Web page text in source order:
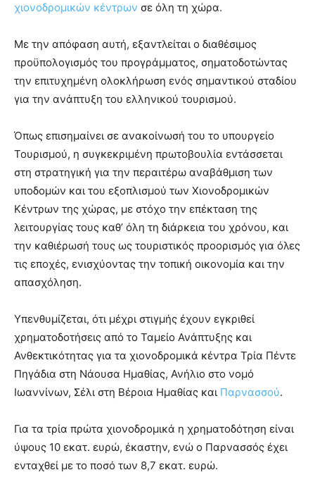
χιονοδρομικών κέντρων σε όλη τη χώρα.
Με την απόφαση αυτή, εξαντλείται ο διαθέσιμος
προϋπολογισμός του προγράμματος, σηματοδοτώντας
την επιτυχημένη ολοκλήρωση ενός σημαντικού σταδίου
για την ανάπτυξη του ελληνικού τουρισμού.
Όπως επισημαίνει σε ανακοίνωσή του το υπουργείο
Τουρισμού, η συγκεκριμένη πρωτοβουλία εντάσσεται
στη στρατηγική για την περαιτέρω αναβάθμιση των
υποδομών και του εξοπλισμού των Χιονοδρομικών
Κέντρων της χώρας, με στόχο την επέκταση της
λειτουργίας τους καθ’ όλη τη διάρκεια του χρόνου, και
την καθιέρωσή τους ως τουριστικός προορισμός για όλες
τις εποχές, ενισχύοντας την τοπική οικονομία και την
απασχόληση.
Υπενθυμίζεται, ότι μέχρι στιγμής έχουν εγκριθεί
χρηματοδοτήσεις από το Ταμείο Ανάπτυξης και
Ανθεκτικότητας για τα χιονοδρομικά κέντρα Τρία Πέντε
Πηγάδια στη Νάουσα Ημαθίας, Ανήλιο στο νομό
Ιωαννίνων, Σέλι στη Βέροια Ημαθίας και Παρνασσού.
Για τα τρία πρώτα χιονοδρομικά η χρηματοδότηση είναι
ύψους 10 εκατ. ευρώ, έκαστην, ενώ ο Παρνασσός έχει
ενταχθεί με το ποσό των 8,7 εκατ. ευρώ.